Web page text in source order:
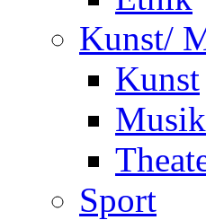
Kunst/
Kunst
Musik
Sport